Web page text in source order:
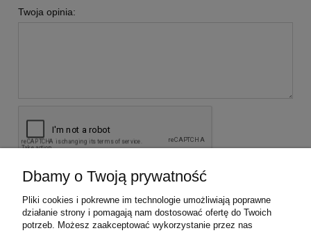
Twoja opinia:
Dbamy o Twoją prywatność
Pliki cookies i pokrewne im technologie umożliwiają poprawne
działanie strony i pomagają nam dostosować ofertę do Twoich
potrzeb. Możesz zaakceptować wykorzystanie przez nas